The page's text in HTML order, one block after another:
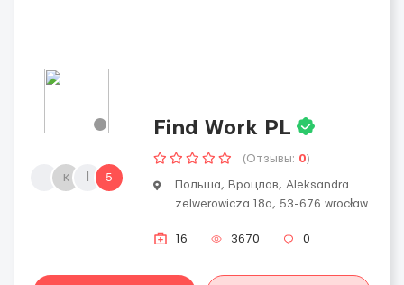
к 5
Find Work PL
(Отзывы: 0)
Польша, Вроцлав, Aleksandra
zelwerowicza 18a, 53-676 wrocław
16 3670 0